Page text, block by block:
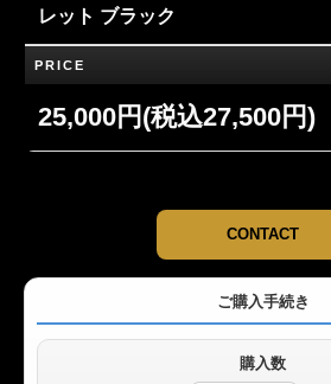
レット ブラック
PRICE
25,000円(税込27,500円)
CONTACT
ご購入手続き
購入数